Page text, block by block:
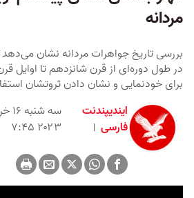
مردانه
بررسی تاریخ جواهرات مردانه نشان
در طول دوره‌ای از قرن شانزدهم تا اوایل
برای خودنمایی و نشان دادن ثروتشان
ایندیپندنت
فارسی
۲۰۲۳ ۷:۴۵